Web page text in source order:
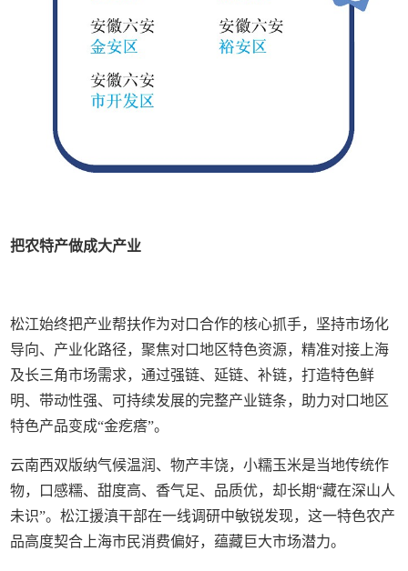
把农特产做成大产业
松江始终把产业帮扶作为对口合作的核心抓手，坚持市场化
导向、产业化路径，聚焦对口地区特色资源，精准对接上海
及长三角市场需求，通过强链、延链、补链，打造特色鲜
明、带动性强、可持续发展的完整产业链条，助力对口地区
特色产品变成“金疙瘩”。
云南西双版纳气候温润、物产丰饶，小糯玉米是当地传统作
物，口感糯、甜度高、香气足、品质优，却长期“藏在深山人
未识”。松江援滇干部在一线调研中敏锐发现，这一特色农产
品高度契合上海市民消费偏好，蕴藏巨大市场潜力。